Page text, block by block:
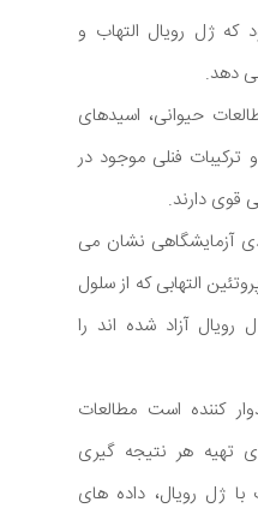
که ژل رویال التهاب و
دهد.
حیوانی، اسیدهای
فنلی موجود در
قوی دارند.
آزمایشگاهی نشان می
التهابی که از سلول
آزاد شده اند را
کننده است مطالعات
تهیه هر نتیجه گیری
با ژل رویال، داده های